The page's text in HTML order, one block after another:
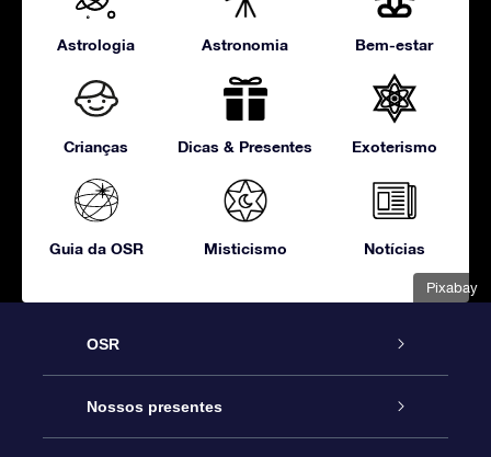
Pixabay
Astrologia Astronomia Bem-estar
Crianças Dicas & Presentes Exoterismo
Guia da OSR Misticismo Notícias
OSR
Serviço
Nossos presentes